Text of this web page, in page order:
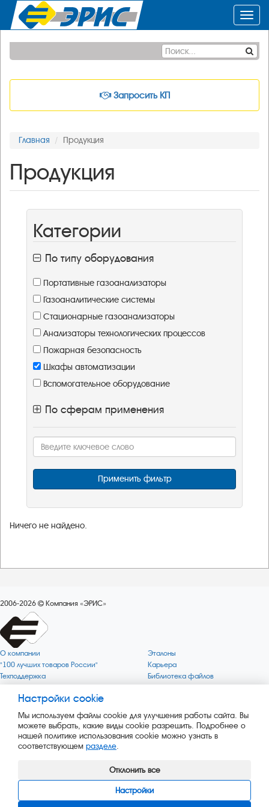
Запросить КП
Главная Продукция
Продукция
Категории
По типу оборудования
Портативные газоанализаторы
Газоаналитические системы
Стационарные газоанализаторы
Анализаторы технологических процессов
Пожарная безопасность
Шкафы автоматизации
Вспомогательное оборудование
По сферам применения
Применить фильтр
Ничего не найдено.
2006-2026 Компания «ЭРИС»
О компании
"100 лучших товаров России"
Техподдержка
Качество
Поверка по редким газам
Пресс-релизы
Каталог сервисных услуг
Эталоны
Карьера
Библиотека файлов
Политика обработки персональных
Цели компании
Зелёная 1000
Key BLE Generator
Настройки cookie
Мы используем файлы cookie для улучшения работы сайта. Вы
можете выбрать, какие виды cookie разрешить. Подробнее о
нашей политике использования cookie можно узнать в
соответствующем разделе.
Отклонить все
Настройки